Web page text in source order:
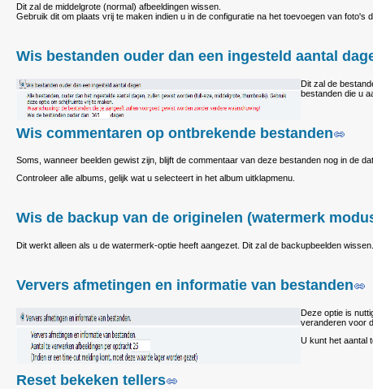
Dit zal de middelgrote (normal) afbeeldingen wissen.
Gebruik dit om plaats vrij te maken indien u in de configuratie na het toevoegen van foto's
Wis bestanden ouder dan een ingesteld aantal
Dit zal de
bestanden die u
Wis commentaren op ontbrekende bestanden
Soms, wanneer beelden gewist zijn, blijft de commentaar van deze bestanden nog in de
Controleer alle albums, gelijk wat u selecteert in het album uitklapmenu.
Wis de backup van de originelen (watermerk
Dit werkt alleen als u de watermerk-optie heeft aangezet. Dit zal de backupbeelden
Ververs afmetingen en informatie van bestanden
Deze optie is
veranderen voor
U kunt het aantal
Reset bekeken tellers